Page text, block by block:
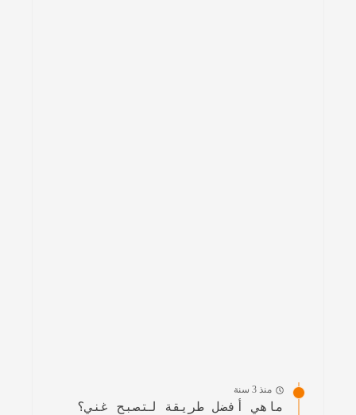
منذ 3 سنة
ماهي أفضل طريقة لتصبح غني؟